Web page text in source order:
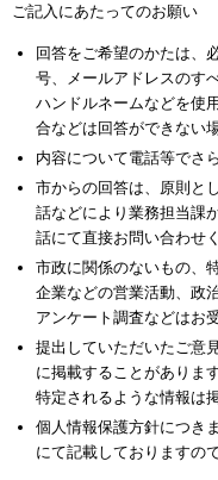
ご記入にあたってのお願い
回答をご希望のかたは、
号、メールアドレスのす
ハンドルネームなどを使
合などは回答ができない
内容について電話等でさ
市からの回答は、原則と
話などにより業務担当課
話にて直接お問い合わせ
市政に関係のないもの、
企業などの営業活動、政
アンケート調査などはお
提出していただいたご意
に掲載することがありま
特定されるような情報は
個人情報保護方針につき
にて記載しておりますの